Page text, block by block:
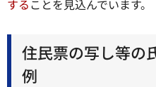
することを見込んでいます。
住民票の写し等の
例